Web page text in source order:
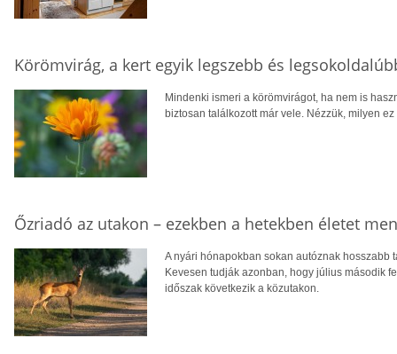
Körömvirág, a kert egyik legszebb és
Mindenki ismeri a körömvirágot, ha nem is
biztosan találkozott már vele. Nézzük, milyen
Őzriadó az utakon – ezekben a hetekben életet
A nyári hónapokban sokan autóznak
Kevesen tudják azonban, hogy július második
időszak következik a közutakon.